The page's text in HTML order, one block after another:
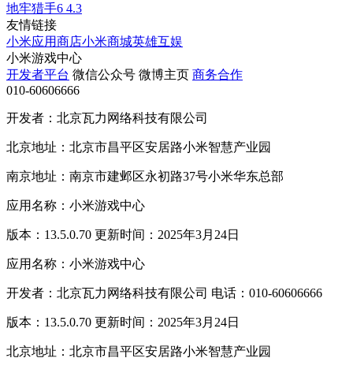
地牢猎手6 4.3
友情链接
小米应用商店小米商城英雄互娱
小米游戏中心
开发者平台 微信公众号 微博主页 商务合作
010-60606666
开发者：北京瓦力网络科技有限公司
北京地址：北京市昌平区安居路小米智慧产业园
南京地址：南京市建邺区永初路37号小米华东总部
应用名称：小米游戏中心
版本：13.5.0.70 更新时间：2025年3月24日
应用名称：小米游戏中心
开发者：北京瓦力网络科技有限公司 电话：010-60606666
版本：13.5.0.70 更新时间：2025年3月24日
北京地址：北京市昌平区安居路小米智慧产业园